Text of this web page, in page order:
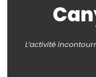
L’activité